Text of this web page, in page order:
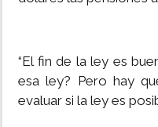
“El fin de la ley es
esa ley? Pero hay
evaluar si la ley es